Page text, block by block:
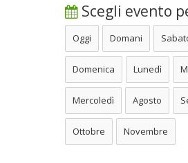
Scegli evento
Oggi Domani
Domenica Lunedì
Mercoledì Agosto
Ottobre Novembre